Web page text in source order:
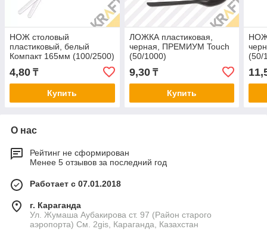
НОЖ столовый
пластиковый, белый
Компакт 165мм (100/2500)
4,80 ₸
Купить
ЛОЖКА пластиковая,
черная, ПРЕМИУМ Touch
(50/1000)
9,30₸
Купить
НОЖ
(50/
О нас
Рейтинг не сформирован
Менее 5 отзывов за последний год
Работает с 07.01.2018
г. Караганда
Ул. Жумаша Аубакирова ст. 97 (Район старого
аэропорта) См. 2gis, Караганда, Казахстан